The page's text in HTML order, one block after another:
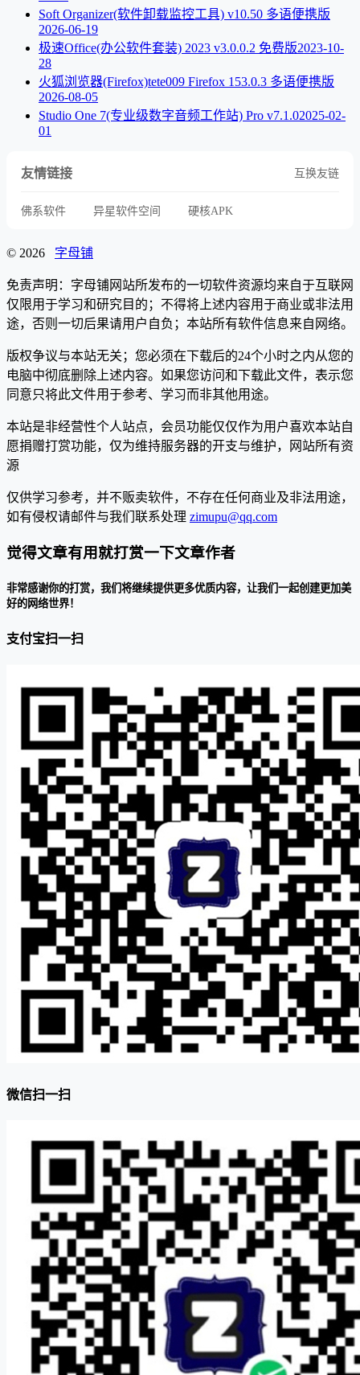
Soft Organizer(软件卸载监控工具) v10.50 多语便携版
2026-06-19
极速Office(办公软件套装) 2023 v3.0.0.2 免费版2023-10-
28
火狐浏览器(Firefox)tete009 Firefox 153.0.3 多语便携版
2026-08-05
Studio One 7(专业级数字音频工作站) Pro v7.1.02025-02-
01
友情链接 互换友链
佛系软件 异星软件空间 硬核APK
© 2026 字母铺
免责声明：字母铺网站所发布的一切软件资源均来自于互联网
仅限用于学习和研究目的；不得将上述内容用于商业或非法用
途，否则一切后果请用户自负；本站所有软件信息来自网络。
版权争议与本站无关；您必须在下载后的24个小时之内从您的
电脑中彻底删除上述内容。如果您访问和下载此文件，表示您
同意只将此文件用于参考、学习而非其他用途。
本站是非经营性个人站点，会员功能仅仅作为用户喜欢本站自
愿捐赠打赏功能，仅为维持服务器的开支与维护，网站所有资
源
仅供学习参考，并不贩卖软件，不存在任何商业及非法用途，
如有侵权请邮件与我们联系处理 zimupu@qq.com
觉得文章有用就打赏一下文章作者
非常感谢你的打赏，我们将继续提供更多优质内容，让我们一起创建更加美
好的网络世界！
支付宝扫一扫
微信扫一扫